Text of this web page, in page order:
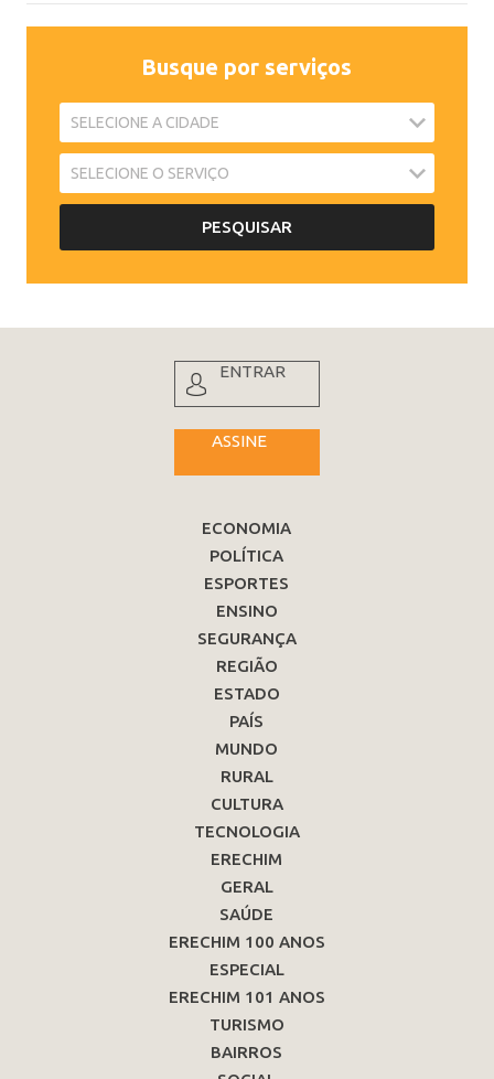
Busque por serviços
ENTRAR
ASSINE
ECONOMIA
POLÍTICA
ESPORTES
ENSINO
SEGURANÇA
REGIÃO
ESTADO
PAÍS
MUNDO
RURAL
CULTURA
TECNOLOGIA
ERECHIM
GERAL
SAÚDE
ERECHIM 100 ANOS
ESPECIAL
ERECHIM 101 ANOS
TURISMO
BAIRROS